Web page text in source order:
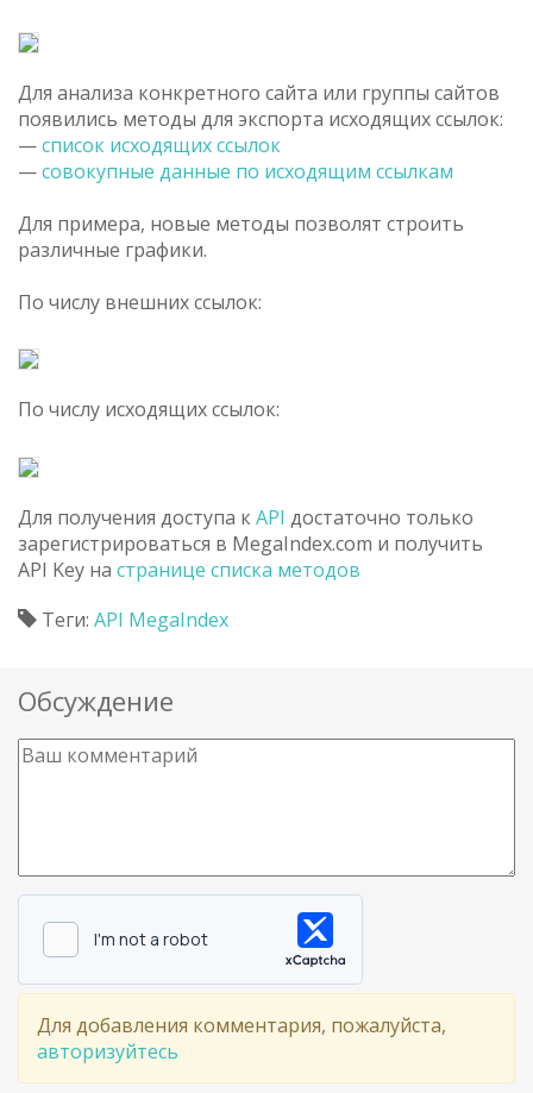
Для анализа конкретного сайта или группы сайтов
появились методы для экспорта исходящих ссылок:
—список исходящих ссылок
—совокупные данные по исходящим ссылкам
Для примера, новые методы позволят строить
различные графики.
По числу внешних ссылок:
По числу исходящих ссылок:
Для получения доступа к API достаточно только
зарегистрироваться в MegaIndex.com и получить
API Key на странице списка методов
Теги: API MegaIndex
Обсуждение
Для добавления комментария, пожалуйста,
авторизуйтесь